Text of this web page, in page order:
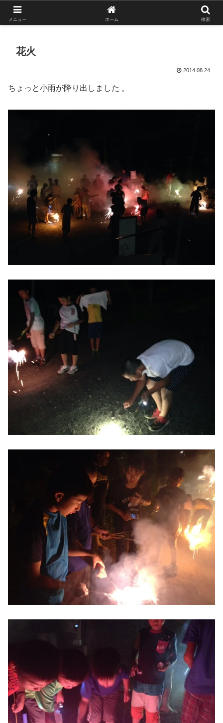
がんばれ！フルスイング！境南ブレーブス！
花火
2014.08.24
ちょっと小雨が降り出しました 。
メニュー ホーム 検索